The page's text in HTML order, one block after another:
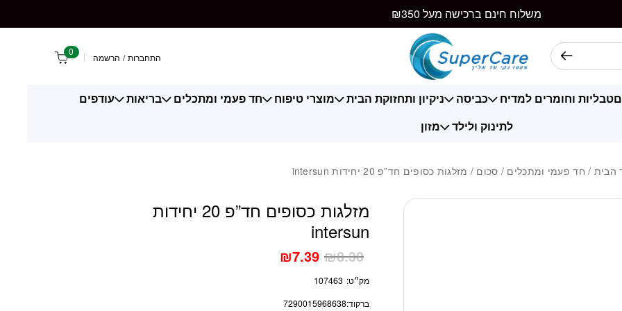
משלוח חינם ברכישה מעל ₪350
התחברות / הרשמה 0
טבליות וחומרים למדיח כביסה ניקיון ותחזוקת הבית מוצרי טיפוח חד פעמי ומתכלים בריאות
עודפים
לתינוק ולילד
מזון
הבית / חד פעמי ומתכלים / סכום / מזלגות כסופים חד”פ 20 יחידות intersun
מזלגות כסופים חד”פ 20 יחידות
intersun
₪8.30
₪7.39
מק״ט: 107463
ברקוד:7290015968638